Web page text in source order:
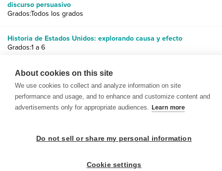
discurso persuasivo
Grados:Todos los grados
Historia de Estados Unidos: explorando causa y efecto
Grados:1 a 6
¿Quién soy?
Grados:Todos los grados
About cookies on this site
We use cookies to collect and analyze information on site
performance and usage, and to enhance and customize content and
advertisements only for appropriate audiences. Learn more
Do not sell or share my personal information
Cookie settings